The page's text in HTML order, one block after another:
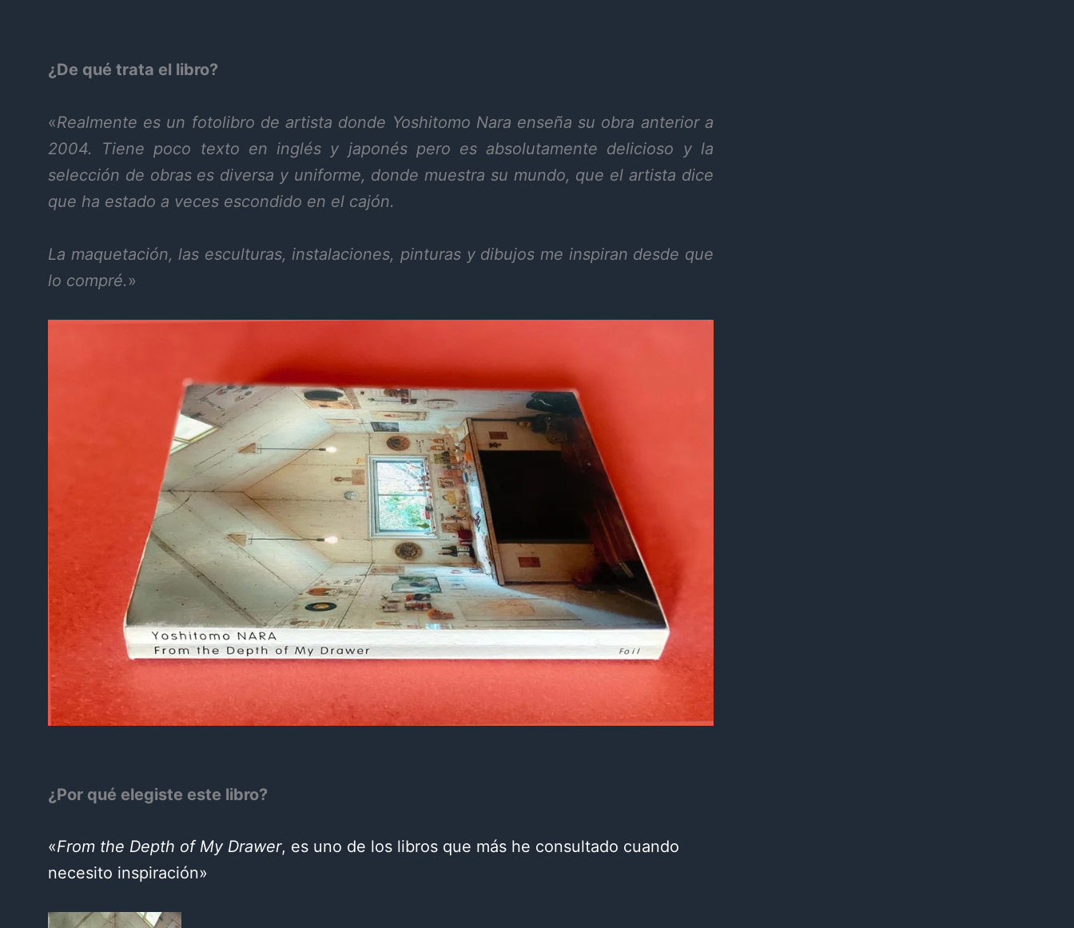
¿De qué trata el libro?
«Realmente es un fotolibro de artista donde Yoshitomo Nara enseña su obra anterior a
2004. Tiene poco texto en inglés y japonés pero es absolutamente delicioso y la
selección de obras es diversa y uniforme, donde muestra su mundo, que el artista dice
que ha estado a veces escondido en el cajón.
La maquetación, las esculturas, instalaciones, pinturas y dibujos me inspiran desde que
lo compré. »
¿Por qué elegiste este libro?
«From the Depth of My Drawer, es uno de los libros que más he consultado cuando
necesito inspiración»